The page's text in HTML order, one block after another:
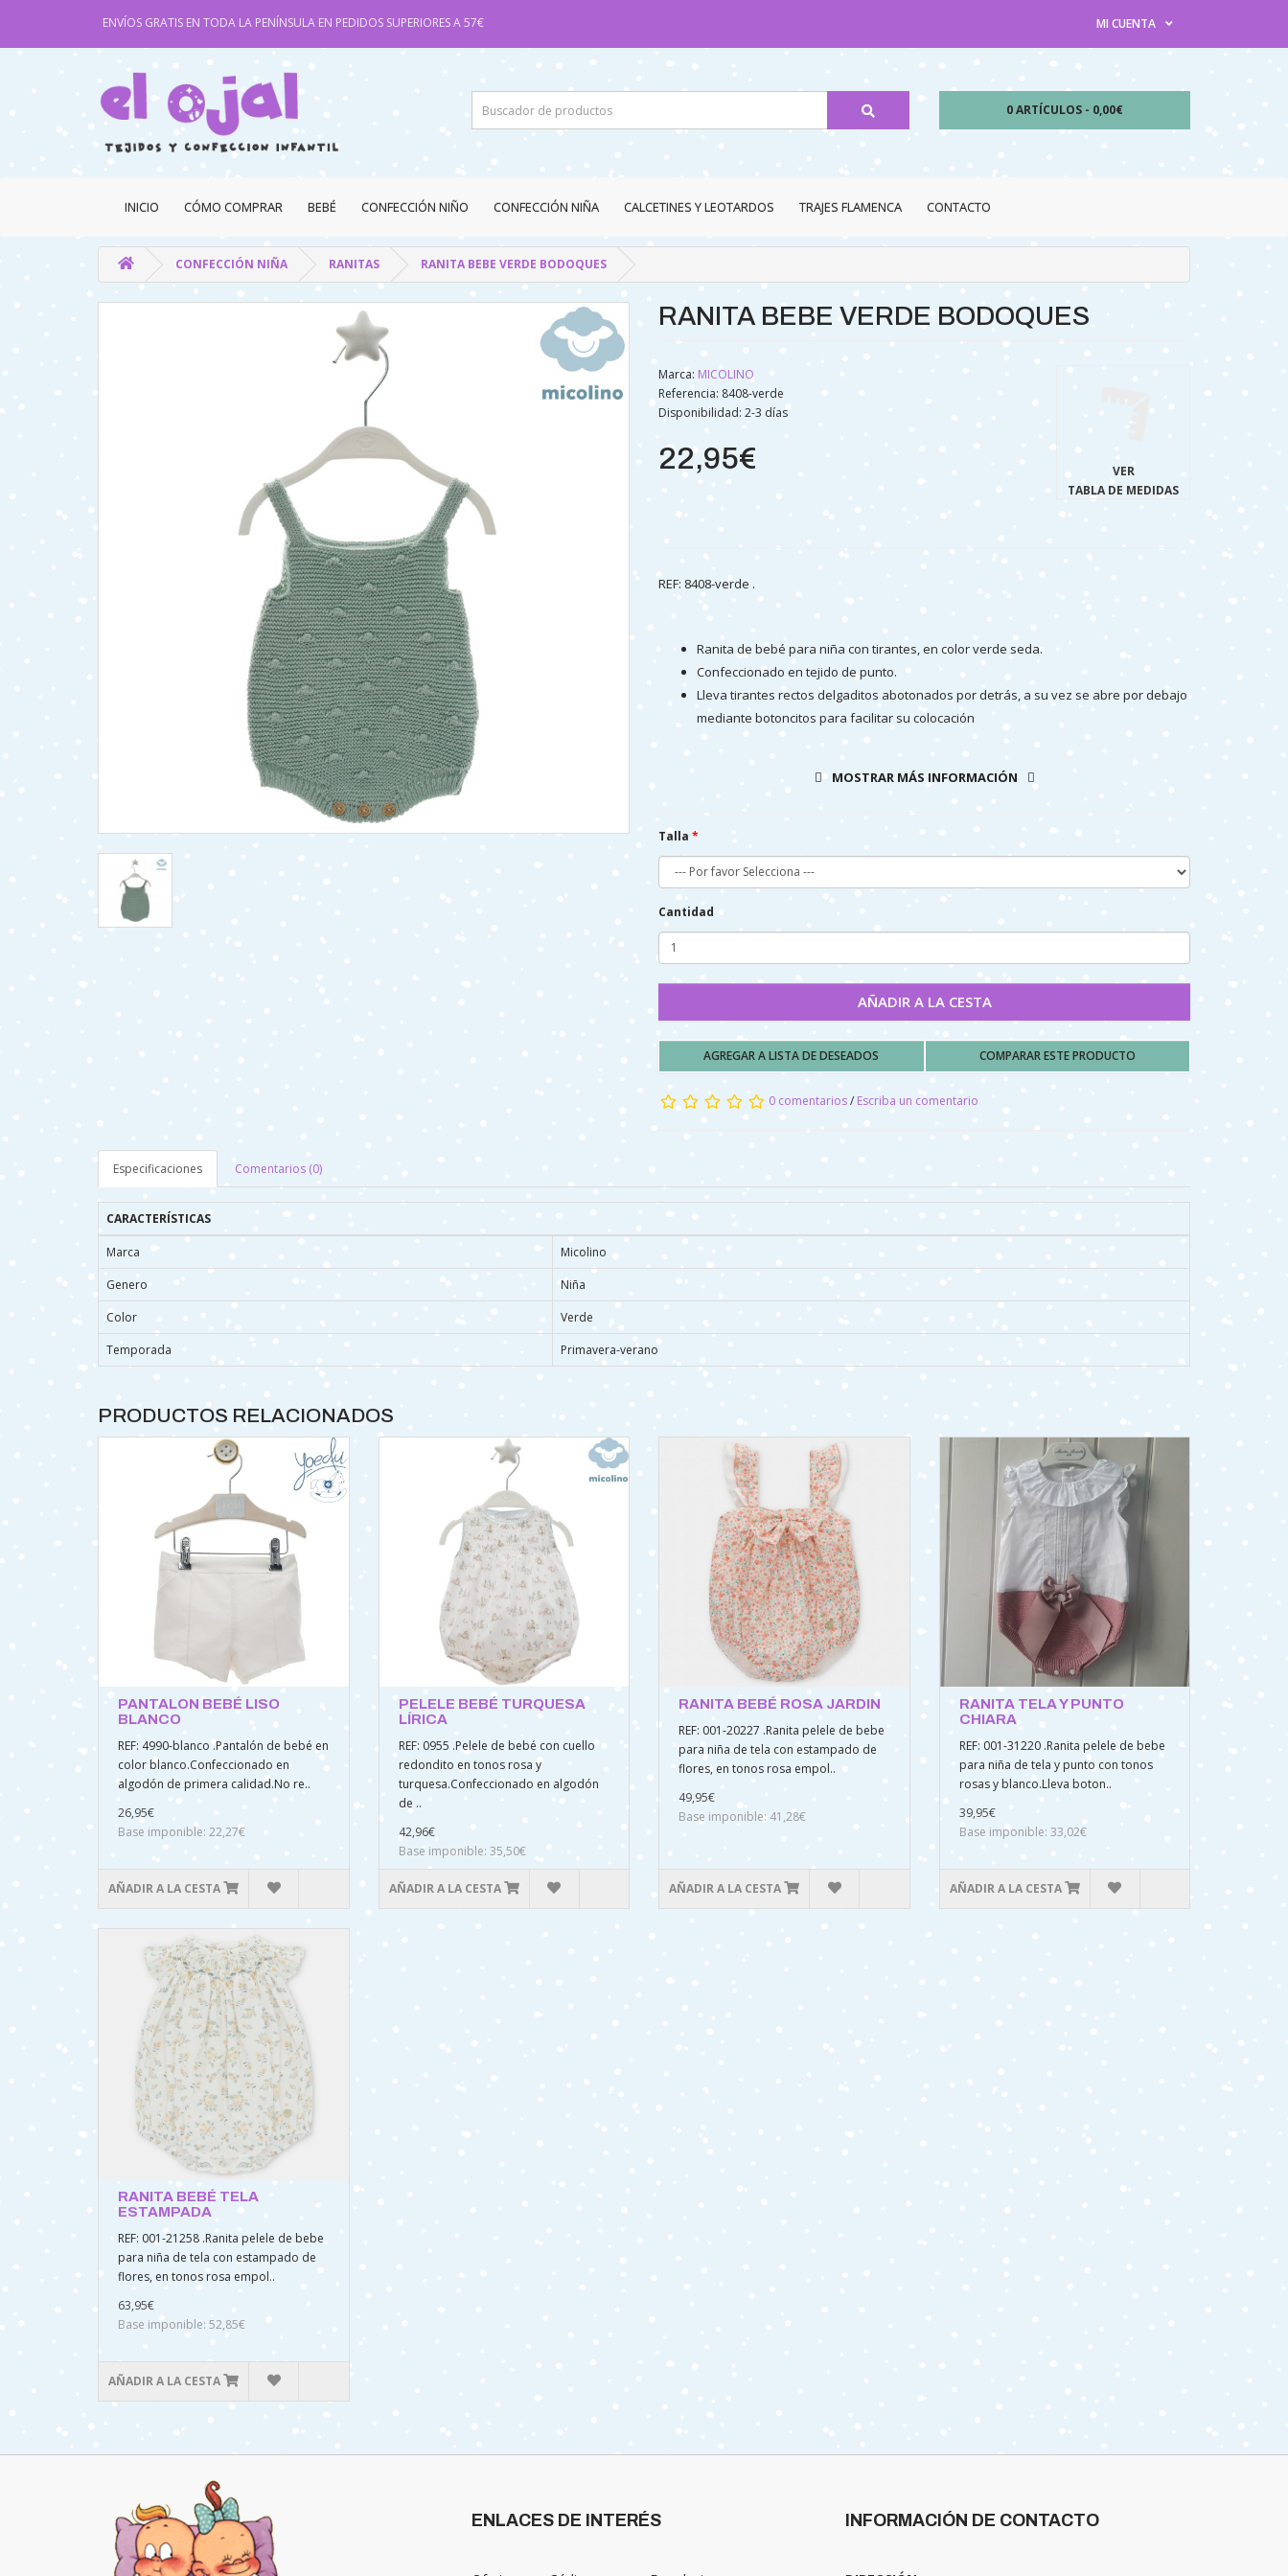
ENVÍOS GRATIS EN TODA LA PENÍNSULA EN PEDIDOS SUPERIORES A 57€ MI CUENTA
0 ARTÍCULOS - 0,00€
INICIO CÓMO COMPRAR BEBÉ CONFECCIÓN NIÑO CONFECCIÓN NIÑA CALCETINES Y LEOTARDOS TRAJES FLAMENCA CONTACTO
CONFECCIÓN NIÑA RANITAS RANITA BEBE VERDE BODOQUES
RANITA BEBE VERDE BODOQUES
Marca: MICOLINO
Referencia: 8408-verde
Disponibilidad: 2-3 días
22,95€
VER
TABLA DE MEDIDAS
REF: 8408-verde .
Ranita de bebé para niña con tirantes, en color verde seda.
Confeccionado en tejido de punto.
Lleva tirantes rectos delgaditos abotonados por detrás, a su vez se abre por debajo
mediante botoncitos para facilitar su colocación
MOSTRAR MÁS INFORMACIÓN
Talla
Cantidad
AÑADIR A LA CESTA
AGREGAR A LISTA DE DESEADOS COMPARAR ESTE PRODUCTO
0 comentarios/ Escriba un comentario
Especificaciones Comentarios (0)
CARACTERÍSTICAS
Marca
Micolino
Genero
Niña
Color
Verde
Temporada
Primavera-verano
PRODUCTOS RELACIONADOS
PANTALON BEBÉ LISO
BLANCO
REF: 4990-blanco .Pantalón de bebé en
color blanco.Confeccionado en
algodón de primera calidad.No re..
26,95€
Base imponible: 22,27€
AÑADIR A LA CESTA
PELELE BEBÉ TURQUESA
LÍRICA
REF: 0955 .Pelele de bebé con cuello
redondito en tonos rosa y
turquesa.Confeccionado en algodón
de ..
42,96€
Base imponible: 35,50€
AÑADIR A LA CESTA
RANITA BEBÉ ROSA JARDIN
REF: 001-20227 .Ranita pelele de bebe
para niña de tela con estampado de
flores, en tonos rosa empol..
49,95€
Base imponible: 41,28€
AÑADIR A LA CESTA
RANITA TELA Y PUNTO
CHIARA
REF: 001-31220 .Ranita pelele de bebe
para niña de tela y punto con tonos
rosas y blanco.Lleva boton..
39,95€
Base imponible: 33,02€
AÑADIR A LA CESTA
RANITA BEBÉ TELA
ESTAMPADA
REF: 001-21258 .Ranita pelele de bebe
para niña de tela con estampado de
flores, en tonos rosa empol..
63,95€
Base imponible: 52,85€
AÑADIR A LA CESTA
ENLACES DE INTERÉS INFORMACIÓN DE CONTACTO